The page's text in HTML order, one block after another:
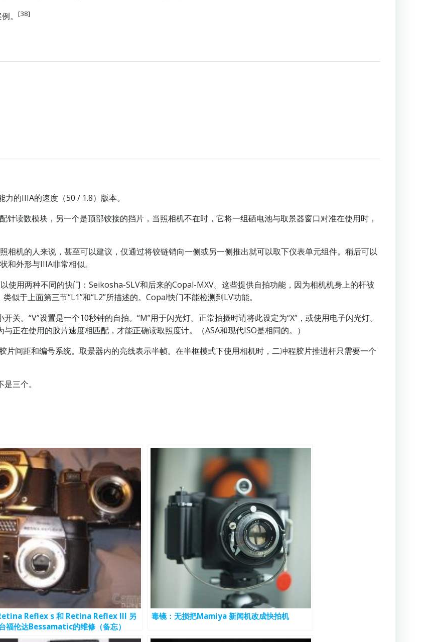
。 [38]
力的IIIA的速度（50 / 1.8）版本。
读数模块，另一个是顶部铰接的挡片，当照相机不在时，它将一组硒电池与取景器窗口对准在使用时，
相机的人来说，甚至可以建议，仅通过将铰链销向一侧或另一侧推出就可以取下仪表单元组件。稍后可以
和外形与IIIA非常相似。
用两种不同的快门：Seikosha-SLV和后来的Copal-MXV。这些提供自拍功能，因为相机机身上的杆被
于上面第三节“L1”和“L2”所描述的。Copal快门不能检测到LV功能。
关。“V”设置是一个10秒钟的自拍。“M”用于闪光灯。正常拍摄时请将此设定为“X”，或使用电子闪光灯。
正在使用的胶片速度相匹配，才能正确读取照度计。（ASA和现代ISO是相同的。）
间距和编号系统。取景器内的亮线表示半帧。在半框模式下使用相机时，二冲程胶片推进杆只需要一个
三个。
Reflex s 和 Retina Reflex III 另
福伦达Bessamatic的维修（备忘）
毒镜：无损把Mamiya 新闻机改成快拍机